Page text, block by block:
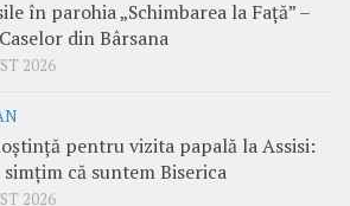
în parohia „Schimbarea la Față” –
din Bârsana
2026
pentru vizita papală la Assisi:
că suntem Biserica
2026